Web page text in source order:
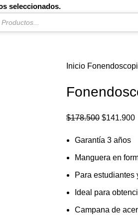
seleccionados.
Inicio
$178.500 El
original
era:
$141.900
Garantía 3 años
Manguera en
Para estudiantes
Ideal para
Campana de